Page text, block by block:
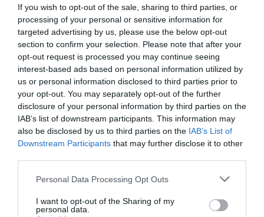
If you wish to opt-out of the sale, sharing to third parties, or
processing of your personal or sensitive information for
targeted advertising by us, please use the below opt-out
section to confirm your selection. Please note that after your
opt-out request is processed you may continue seeing
interest-based ads based on personal information utilized by
us or personal information disclosed to third parties prior to
your opt-out. You may separately opt-out of the further
disclosure of your personal information by third parties on the
IAB’s list of downstream participants. This information may
also be disclosed by us to third parties on the IAB’s List of
Downstream Participants that may further disclose it to other
Please note that this website/app uses one or more Google
not limited to your visit or usage behaviour. You may click to
grant or deny consent to Google and its third-party tags to
Personal Data Processing Opt Outs
I want to opt-out of the Sharing of my
personal data.
mutande igieniche
19,94€
Flying Paws Pannolini Cane
USA e Getta Femmina con
Elastico in Vita， XS-15 |
Super assorbenti，Prova di
Perdite，Disponibili in varie
Avvolti,Elastico in Vita
mutande igieniche
15,32€
UFO PET Mutandine Cane
Femmina Calore Lavabili XS
(3 Pezzi), Assorbenti per Cani
e Gatti, Pannolini da Ciclo per
Femmine Cani
Prodotti per animali domestici Cani |
tappetini assorbenti | Pannolini e
mutande igieniche
Prodotti per animali domestici |
tappetini assorbenti
Pannolini e